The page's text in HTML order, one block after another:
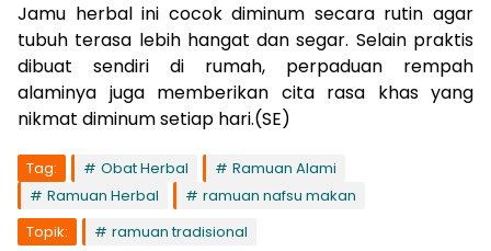
Jamu herbal ini cocok diminum secara rutin agar
tubuh terasa lebih hangat dan segar. Selain praktis
dibuat sendiri di rumah, perpaduan rempah
alaminya juga memberikan cita rasa khas yang
nikmat diminum setiap hari.(SE)
Tag: Obat Herbal
Ramuan Alami
Ramuan Herbal
ramuan nafsu makan
Topik:
ramuan tradisional